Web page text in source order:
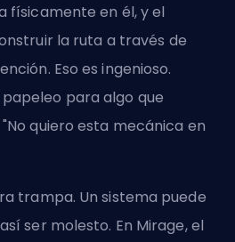
físicamente en él, y el
la ruta a través de
Eso es ingenioso.
para algo que
quiero esta mecánica en
trampa. Un sistema puede
ser molesto. En Mirage, el